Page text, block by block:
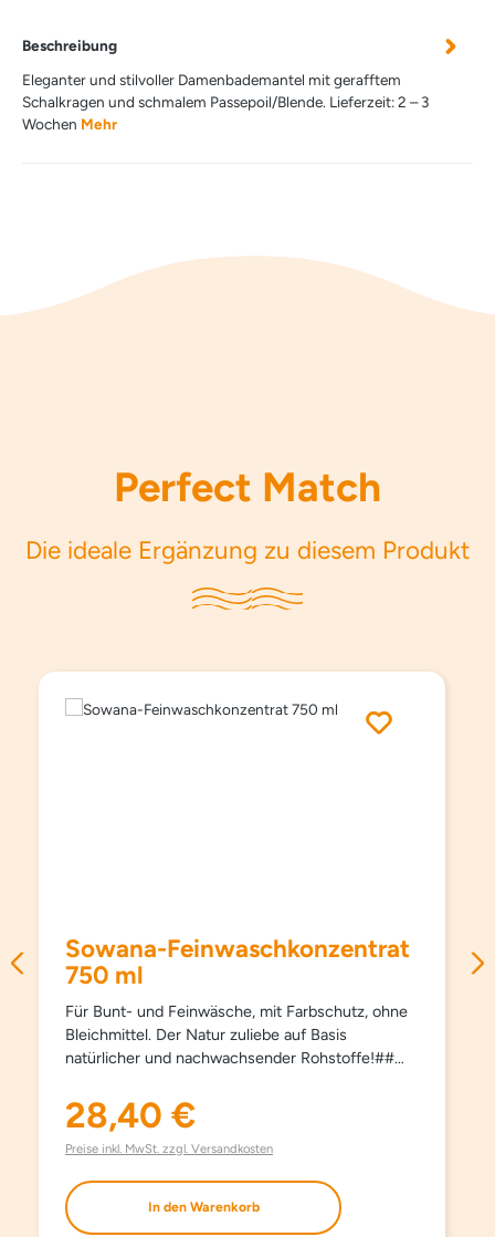
Beschreibung
Eleganter und stilvoller Damenbademantel mit gerafftem
Schalkragen und schmalem Passepoil/Blende. Lieferzeit: 2 – 3
Wochen Mehr
Perfect Match
Die ideale Ergänzung zu diesem Produkt
Sowana-Feinwaschkonzentrat
750 ml
Für Bunt- und Feinwäsche, mit Farbschutz, ohne
Bleichmittel. Der Natur zuliebe auf Basis
natürlicher und nachwachsender Rohstoffe!##
schonend und sanft, schon ab 15°C und hält
Kleidungsstücke länger schön. Kein Weichspüler
erforderlich, besonders bügelleicht. Haut- und
auch bestens für die Handwäsche geeignet. Mit
modernsten waschaktiven Substanzen und
Regulärer Preis:
28,40 €
Preise inkl. MwSt. zzgl. Versandkosten
In den Warenkorb